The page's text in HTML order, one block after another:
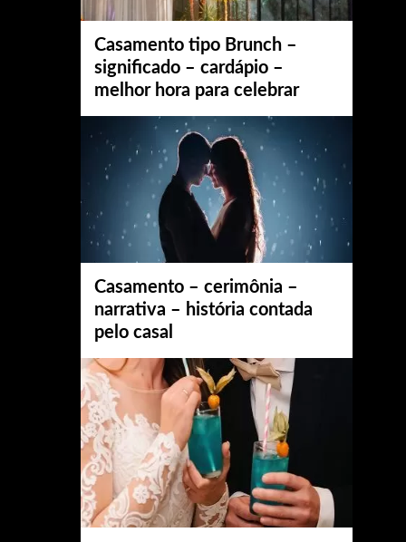
Casamento tipo Brunch –
significado – cardápio –
melhor hora para celebrar
Casamento – cerimônia –
narrativa – história contada
pelo casal